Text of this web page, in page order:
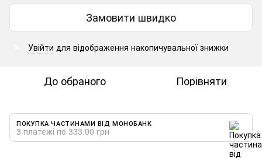
Замовити швидко
Увійти для відображення накопичувальної знижки
До обраного Порівняти
ПОКУПКА ЧАСТИНАМИ ВІД МОНОБАНК
3 платежі по 333.00 грн